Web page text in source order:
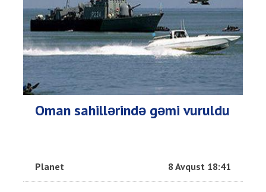
Oman sahillərində gəmi vuruldu
Planet 8 Avqust 18:41